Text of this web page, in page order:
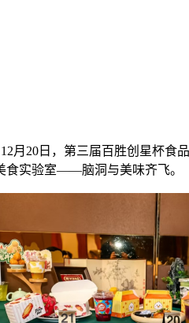
月20日，第三届百胜创星杯
食实验室——脑洞与美味齐飞。